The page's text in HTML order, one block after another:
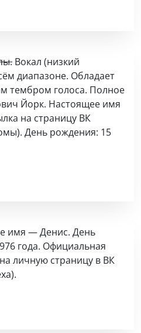
Вокал (низкий
диапазоне. Обладает
тембром голоса. Полное
Йорк. Настоящее имя
на страницу ВК
. День рождения: 15
имя — Денис. День
года. Официальная
личную страницу в ВК
.